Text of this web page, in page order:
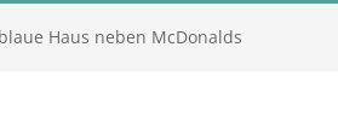
Haus neben McDonalds